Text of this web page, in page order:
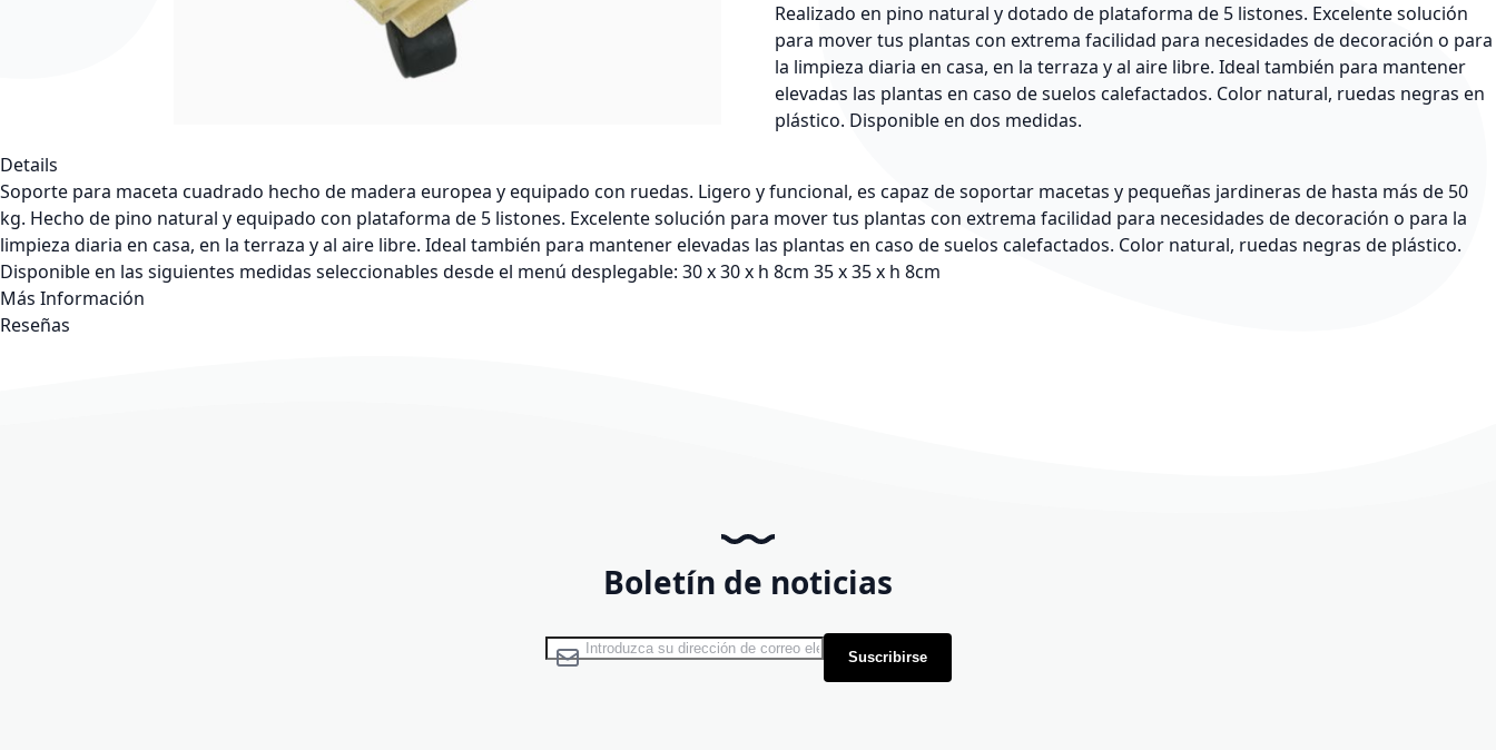
Realizado en pino natural y dotado de plataforma de 5 listones. Excelente solución
para mover tus plantas con extrema facilidad para necesidades de decoración o para
la limpieza diaria en casa, en la terraza y al aire libre. Ideal también para mantener
elevadas las plantas en caso de suelos calefactados. Color natural, ruedas negras en
plástico. Disponible en dos medidas.
Details
Soporte para maceta cuadrado hecho de madera europea y equipado con ruedas. Ligero y funcional, es capaz de soportar macetas y pequeñas jardineras de hasta más de 50
kg. Hecho de pino natural y equipado con plataforma de 5 listones. Excelente solución para mover tus plantas con extrema facilidad para necesidades de decoración o para la
limpieza diaria en casa, en la terraza y al aire libre. Ideal también para mantener elevadas las plantas en caso de suelos calefactados. Color natural, ruedas negras de plástico.
Disponible en las siguientes medidas seleccionables desde el menú desplegable: 30 x 30 x h 8cm 35 x 35 x h 8cm
Más Información
Reseñas
Boletín de noticias
Inscríbase a nuestro boletín de noticias:Suscribirse